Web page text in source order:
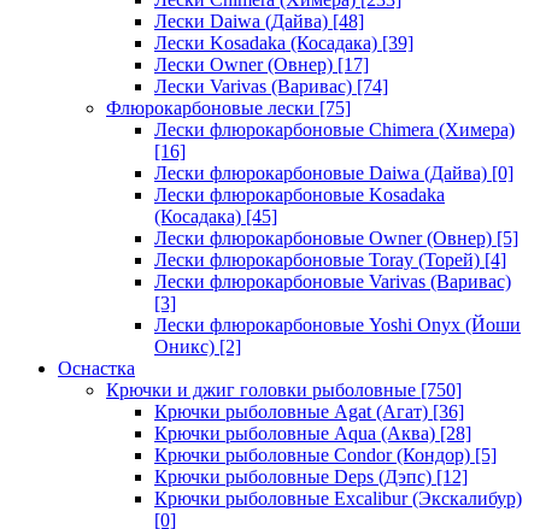
Лески Daiwa (Дайва) [48]
Лески Kosadaka (Косадака) [39]
Лески Owner (Овнер) [17]
Лески Varivas (Варивас) [74]
Флюрокарбоновые лески [75]
Лески флюрокарбоновые Chimera (Химера)
[16]
Лески флюрокарбоновые Daiwa (Дайва) [0]
Лески флюрокарбоновые Kosadaka
(Косадака) [45]
Лески флюрокарбоновые Owner (Овнер) [5]
Лески флюрокарбоновые Toray (Торей) [4]
Лески флюрокарбоновые Varivas (Варивас)
[3]
Лески флюрокарбоновые Yoshi Onyx (Йоши
Оникс) [2]
Оснастка
Крючки и джиг головки рыболовные [750]
Крючки рыболовные Agat (Агат) [36]
Крючки рыболовные Aqua (Аква) [28]
Крючки рыболовные Condor (Кондор) [5]
Крючки рыболовные Deps (Дэпс) [12]
Крючки рыболовные Excalibur (Экскалибур)
[0]